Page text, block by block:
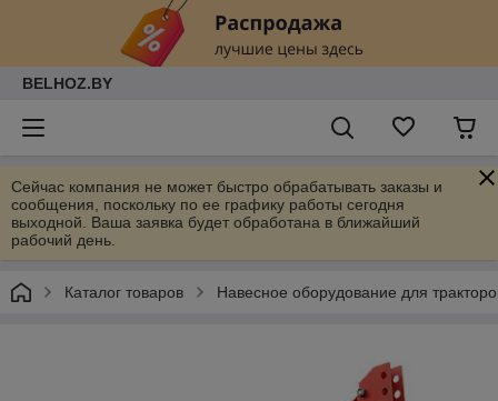
BELHOZ.BY
Сейчас компания не может быстро обрабатывать заказы и
сообщения, поскольку по ее графику работы сегодня
выходной. Ваша заявка будет обработана в ближайший
рабочий день.
Каталог товаров Навесное оборудование для